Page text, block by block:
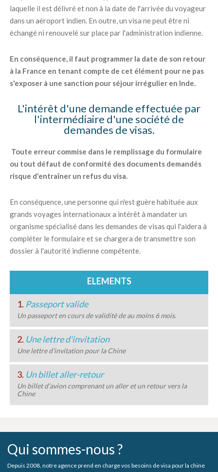
laquelle il est délivré et non à la date de l'arrivée du voyageur
dans un aéroport indien. En outre, un visa ne peut être ni
échangé ni renouvelé sur place par l'administration indienne.
En conséquence, il faut programmer la date de son retour
à la France en tenant compte de cet élément pour ne pas
s'exposer à une sanction pour séjour irrégulier en Inde.
L'intérêt d'une demande effectuée par
l'intermédiaire d'une société de
demandes de visas.
Toute erreur commise dans le remplissage du formulaire
ou tout défaut de conformité des documents demandés
risque d'entraîner un refus du visa.
En conséquence, une personne qui n'est guère habituée aux
grands voyages internationaux a intérêt à mandater un
organisme spécialisé dans les demandes de visas qui l'aidera à
compléter le formulaire et se chargera de transmettre son
dossier à l'autorité indienne compétente.
ELEMENTS
1. Passeport valide
Un passeport en cours de validité de au moins 6 mois.
2. Une lettre d'invitation
Une lettre d’invitation pour la Chine
3. Un billet aller-retour
Un billet d’avion comprenant un aller et un retour vers la
Chine
Qui sommes-nous ?
Depuis 2008, notre agence prend en charge vos besoins de visa pour la chine